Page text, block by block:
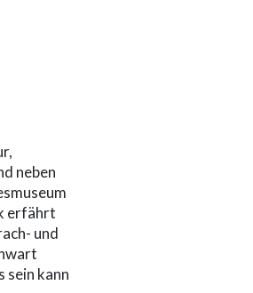
neben
erfährt
und
sein kann